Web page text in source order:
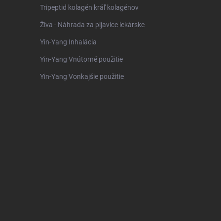
Tripeptid kolagén kráľ kolagénov
Živa - Náhrada za pijavice lekárske
Yin-Yang Inhalácia
Yin-Yang Vnútorné použitie
Yin-Yang Vonkajšie použitie